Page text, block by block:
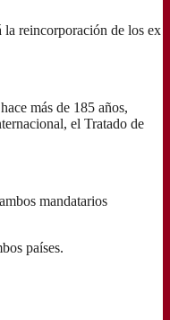
la reincorporación de los ex
más de 185 años,
el Tratado de
mandatarios
países.